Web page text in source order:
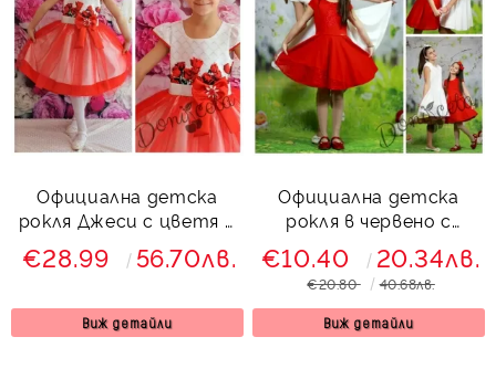
Официална детска
рокля Джеси с цветя и
тюл
€28.99 56.70лв.
Виж детайли
Официална детска
рокля в червено с
дантела от едната
страна
€10.40 20.34лв.
€20.80 40.68лв.
Виж детайли